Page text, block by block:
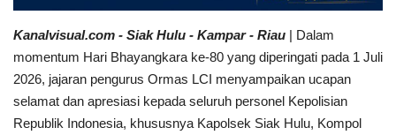
News
Jawa Barat
Riau
Kanalvisual.com - Siak Hulu - Kampar - Riau | Dalam
momentum Hari Bhayangkara ke-80 yang diperingati pada 1 Juli
2026, jajaran pengurus Ormas LCI menyampaikan ucapan
selamat dan apresiasi kepada seluruh personel Kepolisian
Republik Indonesia, khususnya Kapolsek Siak Hulu, Kompol